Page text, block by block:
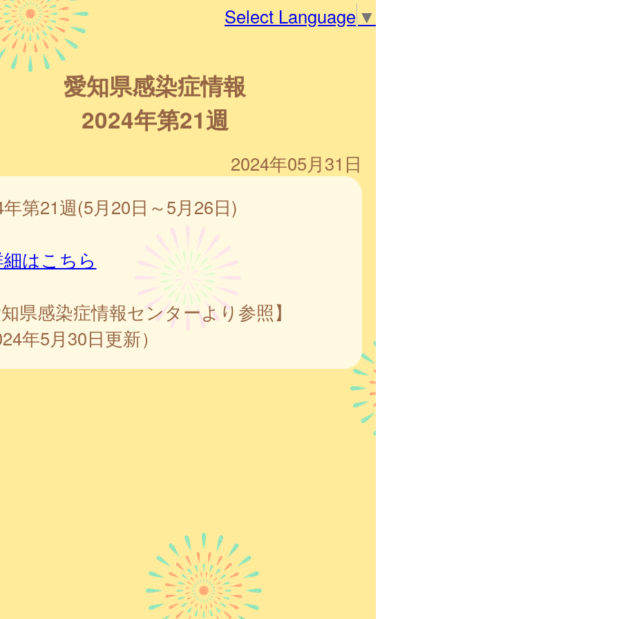
Select Language ▼
愛知県感染症情報
2024年第21週
2024年05月31日
第21週(5月20日～5月26日)
はこちら
県感染症情報センターより参照】
年5月30日更新）